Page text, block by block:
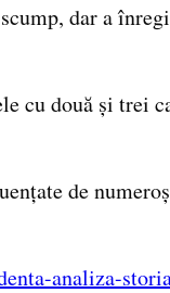
dar a
cu două și trei
de
analiza-